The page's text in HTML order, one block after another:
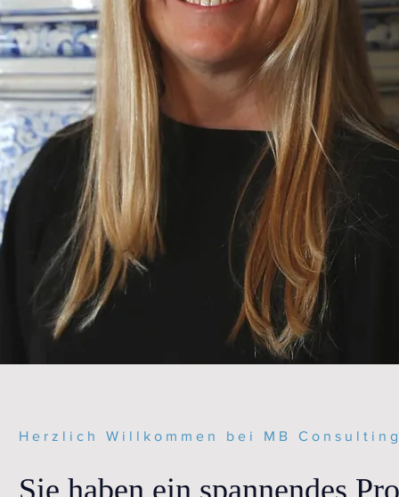
Herzlich Willkommen bei MB
Sie haben ein spannendes